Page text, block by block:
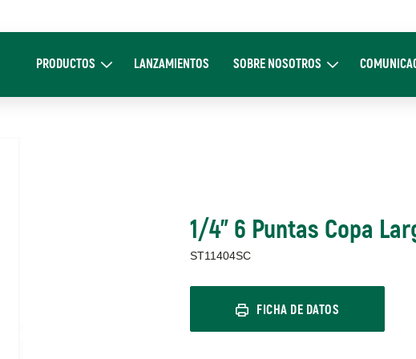
navigation
PRODUCTOSExpand ProductosLANZAMIENTOS SOBRE NOSOTROSExpand Sobre Nosotros
1/4" 6 Puntas Copa
ST11404SC
FICHA DE DATOS